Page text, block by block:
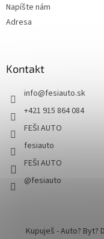
Napíšte nám
Adresa
Kontakt
info@fesiauto.sk
+421 915 864 084
FEŠI AUTO
fesiauto
FEŠI AUTO
@fesiauto
Kupuješ - Auto? Byt?